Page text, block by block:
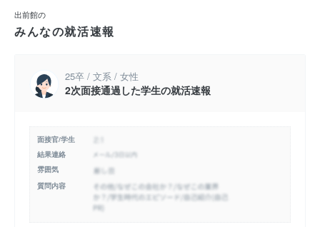
出前館の
みんなの就活速報
25卒 / 文系 / 女性
2次面接通過した学生の就活速報
面接官/学生
結果連絡
雰囲気
質問内容